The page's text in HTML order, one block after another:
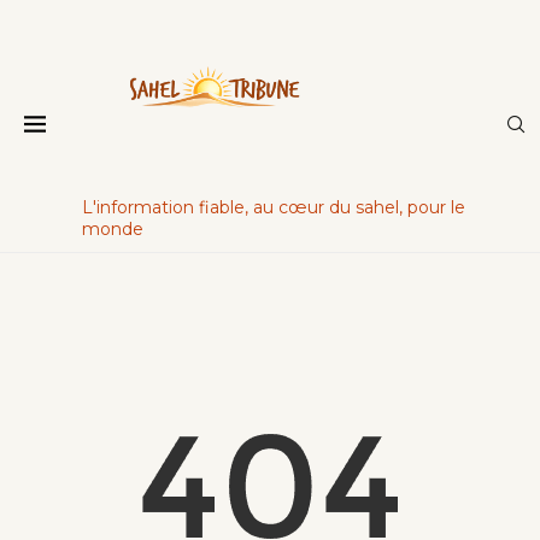
L'information fiable, au cœur du sahel, pour le
monde